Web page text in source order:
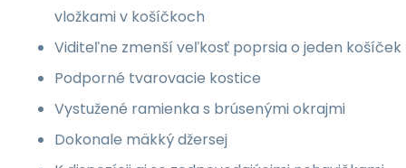
vložkami v košíčkoch
Viditeľne zmenší veľkosť poprsia o jeden košíček
Podporné tvarovacie kostice
Vystužené ramienka s brúsenými okrajmi
Dokonale mäkký džersej